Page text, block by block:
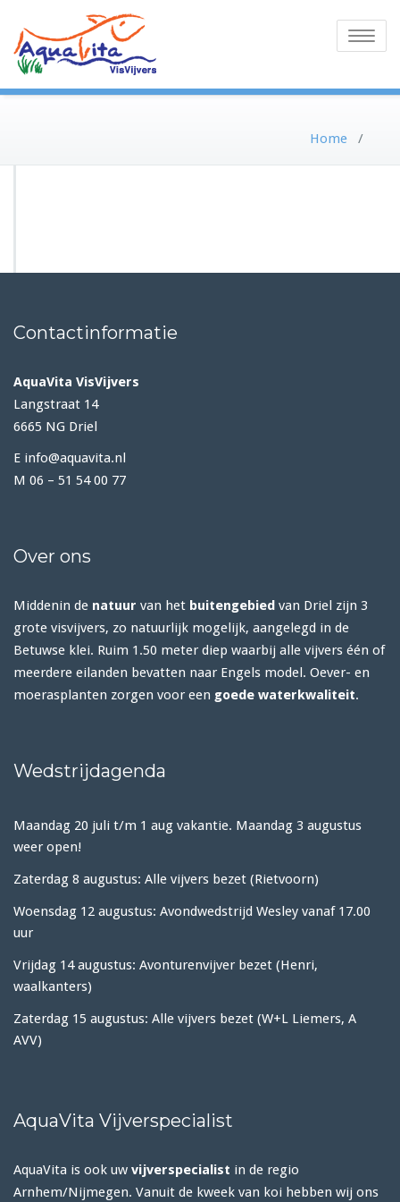
Toggle
Home /
Contactinformatie
AquaVita VisVijvers
Langstraat 14
6665 NG Driel
E info@aquavita.nl
M 06 – 51 54 00 77
Over ons
Middenin de natuur van het buitengebied van Driel zijn 3
grote visvijvers, zo natuurlijk mogelijk, aangelegd in de
Betuwse klei. Ruim 1.50 meter diep waarbij alle vijvers één of
meerdere eilanden bevatten naar Engels model. Oever- en
moerasplanten zorgen voor een goede waterkwaliteit.
Wedstrijdagenda
Maandag 20 juli t/m 1 aug vakantie. Maandag 3 augustus
weer open!
Zaterdag 8 augustus: Alle vijvers bezet (Rietvoorn)
Woensdag 12 augustus: Avondwedstrijd Wesley vanaf 17.00
uur
Vrijdag 14 augustus: Avonturenvijver bezet (Henri,
waalkanters)
Zaterdag 15 augustus: Alle vijvers bezet (W+L Liemers, A
AVV)
AquaVita Vijverspecialist
AquaVita is ook uw vijverspecialist in de regio
Arnhem/Nijmegen. Vanuit de kweek van koi hebben wij ons